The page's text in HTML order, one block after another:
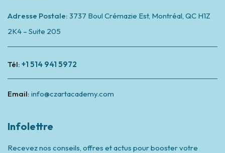
Adresse Postale: 3737 Boul Crémazie Est, Montréal, QC H1Z
2K4 – Suite 205
Tél: +1 514 941 5972
Email: info@czartacademy.com
Infolettre
Recevez nos conseils, offres et actus pour booster votre